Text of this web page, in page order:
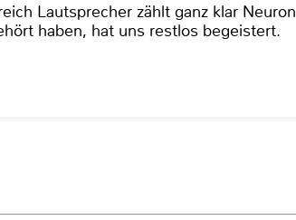
Lautsprecher zählt ganz klar Neuron
haben, hat uns restlos begeistert.